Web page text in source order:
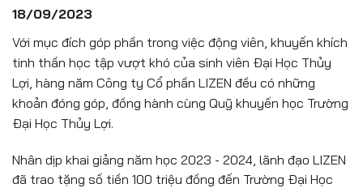
18/09/2023
Với mục đích góp phần trong việc động viên, khuyến khích
tinh thần học tập vượt khó của sinh viên Đại Học Thủy
Lợi, hàng năm Công ty Cổ phần LIZEN đều có những
khoản đóng góp, đồng hành cùng Quỹ khuyến học Trường
Đại Học Thủy Lợi.
Nhân dịp khai giảng năm học 2023 - 2024, lãnh đạo LIZEN
đã trao tặng số tiền 100 triệu đồng đến Trường Đại Học